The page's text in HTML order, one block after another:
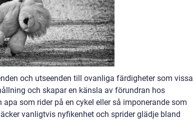
och utseenden till ovanliga färdigheter som vissa
och skapar en känsla av förundran hos
som rider på en cykel eller så imponerande som
vanligtvis nyfikenhet och sprider glädje bland